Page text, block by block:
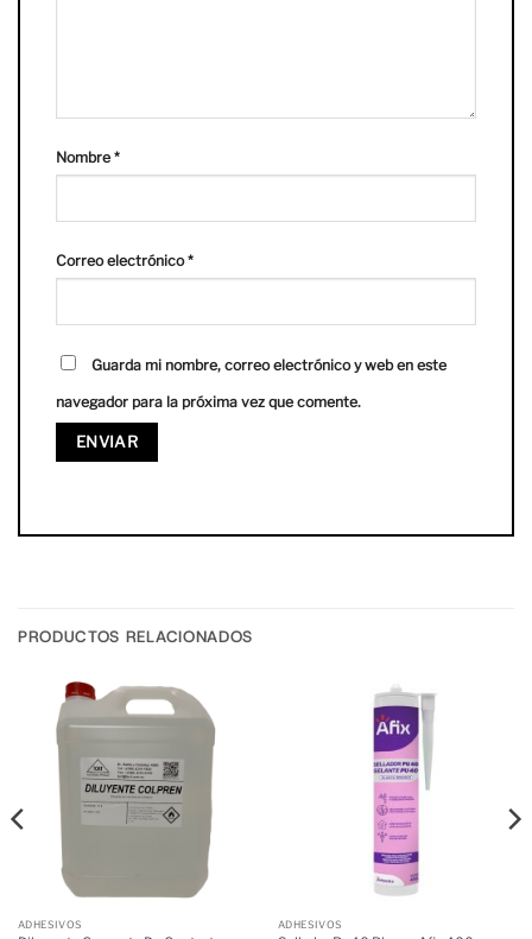
Nombre *
Correo electrónico*
Guarda mi nombre, correo electrónico y web en este
navegador para la próxima vez que comente.
PRODUCTOS RELACIONADOS
ADHESIVOS ADHESIVOS